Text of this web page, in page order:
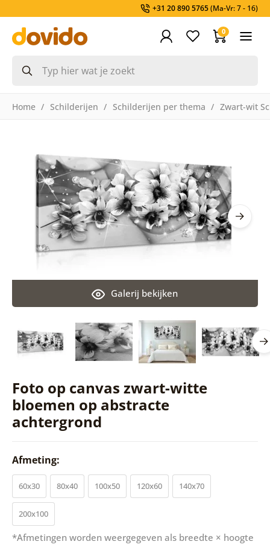
+31 20 890 5765(Ma-Vr: 7 - 16)
0
Home Schilderijen Schilderijen per thema Zwart-wit
Foto op canvas zwart-witte
bloemen op abstracte
achtergrond
Galerij bekijken
Afmeting:
60x30 80x40 100x50 120x60 140x70
200x100
*Afmetingen worden weergegeven als breedte × hoogte